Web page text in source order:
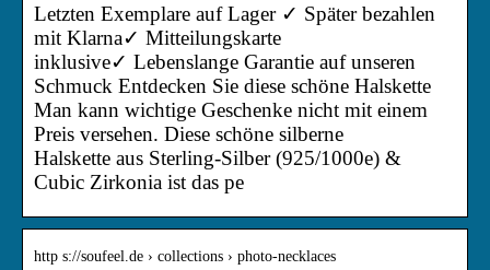
Letzten Exemplare auf Lager ✓ Später bezahlen
mit Klarna✓ Mitteilungskarte
inklusive✓ Lebenslange Garantie auf unseren
Schmuck Entdecken Sie diese schöne Halskette
Man kann wichtige Geschenke nicht mit einem
Preis versehen. Diese schöne silberne
Halskette aus Sterling-Silber (925/1000e) &
Cubic Zirkonia ist das pe
http s://soufeel.de › collections › photo-necklaces